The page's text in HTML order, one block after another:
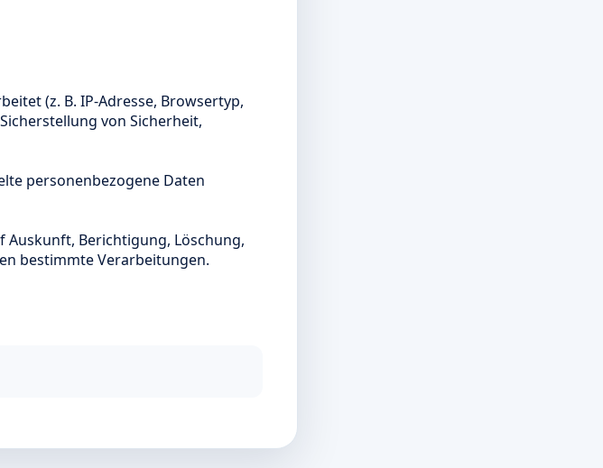
(z. B. IP-Adresse, Browsertyp,
von Sicherheit,
personenbezogene Daten
Auskunft, Berichtigung, Löschung,
bestimmte Verarbeitungen.